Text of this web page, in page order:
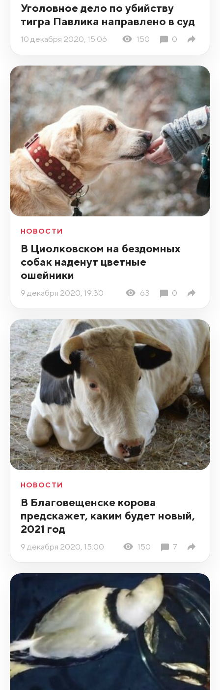
Уголовное дело по убийству
тигра Павлика направлено в суд
10 декабря 2020, 15:06 150 0
НОВОСТИ
В Циолковском на бездомных
собак наденут цветные
ошейники
9 декабря 2020, 19:30 63 0
НОВОСТИ
В Благовещенске корова
предскажет, каким будет новый,
2021 год
9 декабря 2020, 15:00 150 7